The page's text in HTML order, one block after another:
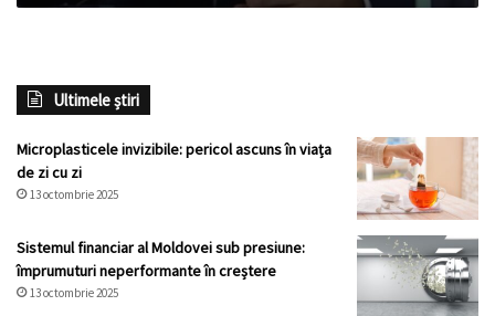
Ultimele știri
Microplasticele invizibile: pericol ascuns în viața
de zi cu zi
13 octombrie 2025
Sistemul financiar al Moldovei sub presiune:
împrumuturi neperformante în creștere
13 octombrie 2025